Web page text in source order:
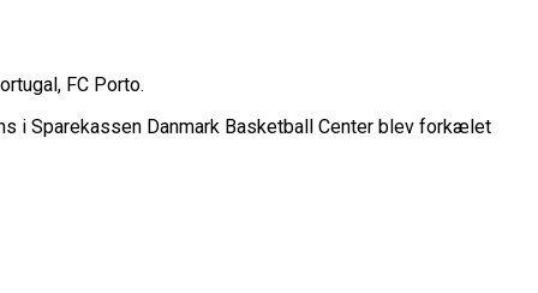
CupFC Porto.
i Sparekassen Danmark Basketball Center blev forkælet